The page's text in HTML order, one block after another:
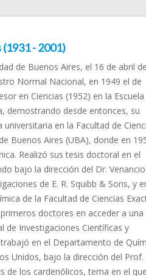
- 2001)
de Buenos Aires, el 16 de abril de
Normal Nacional, en 1949 el de
en Ciencias (1952) en la Escuela
demostrando desde entonces, su
en la Facultad de
Buenos Aires (UBA), donde en
Realizó sus tesis doctoral en el
bajo la dirección del Dr. Venancio
de E. R. Squibb & Sons, y
de la Facultad de Ciencias
doctores en acceder a una
de Investigaciones Científicas y
en el Departamento de
Unidos, bajo la dirección del Prof.
de los cardenólicos, tema en el que